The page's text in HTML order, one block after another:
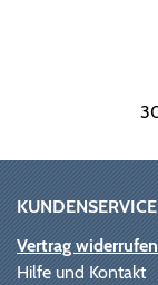
KUNDENSERVICE
Vertrag widerrufen
Hilfe und Kontakt